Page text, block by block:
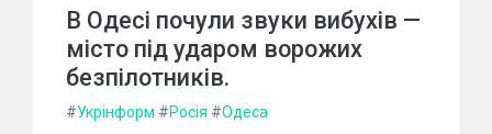
В Одесі почули звуки вибухів —
місто під ударом ворожих
безпілотників.
#Укрінформ #Росія #Одеса